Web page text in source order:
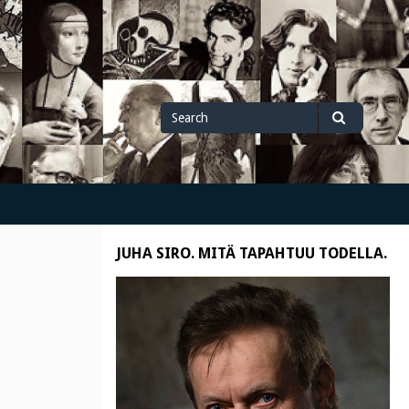
Search
for
Search
JUHA SIRO. MITÄ TAPAHTUU TODELLA.